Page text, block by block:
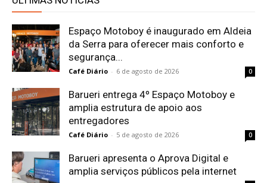
Espaço Motoboy é inaugurado em Aldeia
da Serra para oferecer mais conforto e
segurança...
Café Diário - 6 de agosto de 2026 0
Barueri entrega 4º Espaço Motoboy e
amplia estrutura de apoio aos
entregadores
Café Diário - 5 de agosto de 2026 0
Barueri apresenta o Aprova Digital e
amplia serviços públicos pela internet